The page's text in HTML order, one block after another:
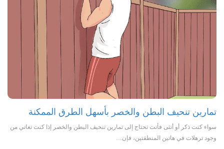
تمارين تنحيف البطن والخصر بأسهل الطرق الممكنة
سواء كنت ذكر أو أنثى فأنت تحتاج إلى تمارين تنحيف البطن والخصر إذا كنت تعاني من
وجود ترهلات في هاتين المنطقتين، فإن…